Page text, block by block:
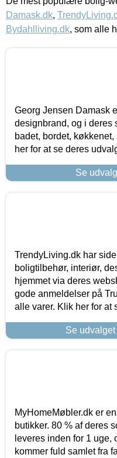
Damask.dk,
Bydahlliving.dk, som alle
Georg Jensen Damask
designbrand, og i deres
badet, bordet,
her for at se deres
Se
TrendyLiving.dk har
boligtilbehør, interiør,
hjemmet via deres
gode anmeldelser på
alle varer. Klik her for at
Se
MyHomeMøbler.dk er
butikker. 80 % af deres
leveres inden for 1 uge,
kommer fuld samlet fra